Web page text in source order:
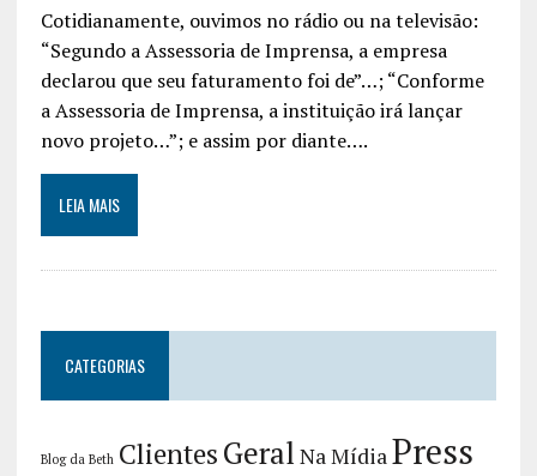
Cotidianamente, ouvimos no rádio ou na televisão:
“Segundo a Assessoria de Imprensa, a empresa
declarou que seu faturamento foi de”…; “Conforme
a Assessoria de Imprensa, a instituição irá lançar
novo projeto…”; e assim por diante….
LEIA MAIS
CATEGORIAS
Blog da Beth ClientesGeral Na MídiaPress